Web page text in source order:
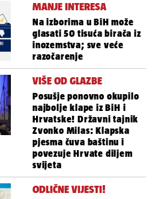
MANJE INTERESA
Na izborima u BiH može
glasati 50 tisuća birača iz
inozemstva; sve veće
razočarenje
VIŠE OD GLAZBE
Posušje ponovno okupilo
najbolje klape iz BiH i
Hrvatske! Državni tajnik
Zvonko Milas: Klapska
pjesma čuva baštinu i
povezuje Hrvate diljem
svijeta
ODLIČNE VIJESTI!